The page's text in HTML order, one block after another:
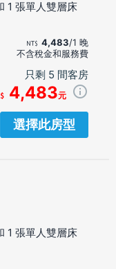
1 張單人雙層床
4,483/1 晚
不含稅金和服務費
只剩 5 間客房
4,483元
選擇此房型
1 張單人雙層床